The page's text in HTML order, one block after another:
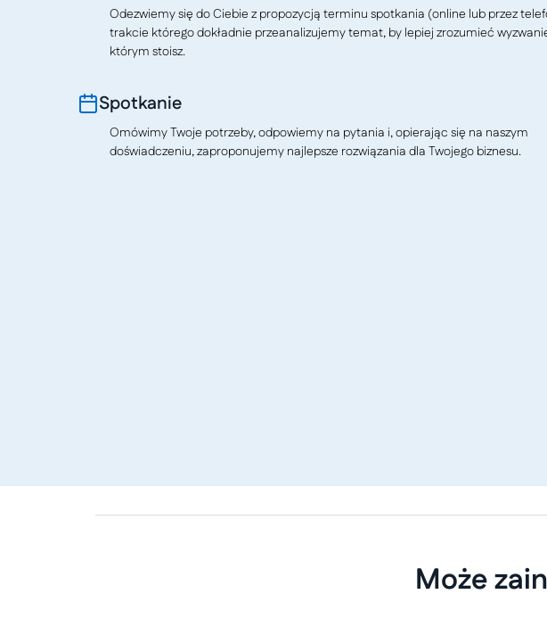
Odezwiemy się do Ciebie z propozycją terminu spotkania (online lub przez
trakcie którego dokładnie przeanalizujemy temat, by lepiej zrozumieć
którym stoisz.
Spotkanie
Omówimy Twoje potrzeby, odpowiemy na pytania i, opierając się na naszym
doświadczeniu, zaproponujemy najlepsze rozwiązania dla Twojego biznesu.
Może